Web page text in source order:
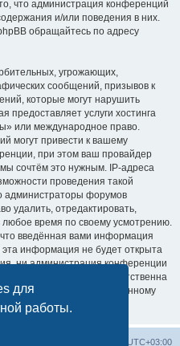
для
работы.
что администрация конференций
и/или поведения в них.
обращайтесь по адресу
угрожающих,
сообщений, призывов к
которые могут нарушить
предоставляет услуги хостинга
или международное право.
могут привести к вашему
при этом ваш провайдер
сочтём это нужным. IP-адреса
проведения такой
администраторы форумов
удалить, отредактировать,
время по своему усмотрению.
введённая вами информация
информация не будет открыта
ни администрация конференции
не может быть ответственна
к несанкционированному
UTC+03:00